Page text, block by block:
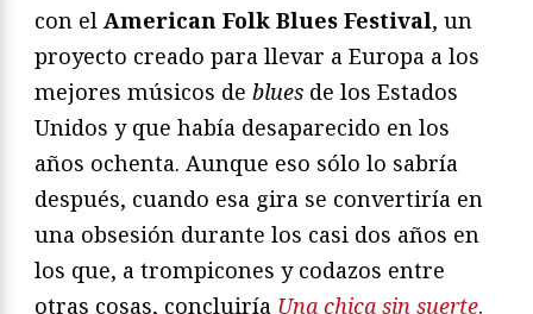
con el American Folk Blues Festival, un
proyecto creado para llevar a Europa a los
mejores músicos de blues de los Estados
Unidos y que había desaparecido en los
años ochenta. Aunque eso sólo lo sabría
después, cuando esa gira se convertiría en
una obsesión durante los casi dos años en
los que, a trompicones y codazos entre
otras cosas, concluiría Una chica sin suerte.